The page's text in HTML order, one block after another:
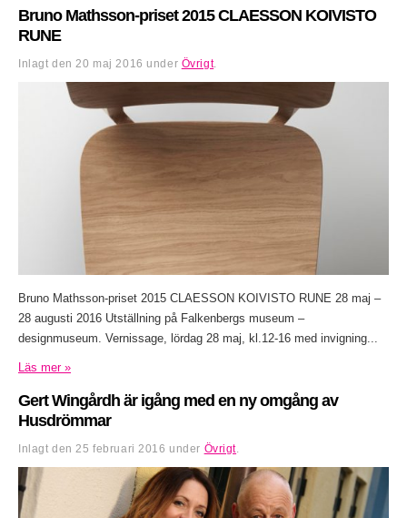
Bruno Mathsson-priset 2015 CLAESSON KOIVISTO
RUNE
Inlagt den 20 maj 2016 under Övrigt.
Bruno Mathsson-priset 2015 CLAESSON KOIVISTO RUNE 28 maj –
28 augusti 2016 Utställning på Falkenbergs museum –
designmuseum. Vernissage, lördag 28 maj, kl.12-16 med invigning...
Läs mer »
Gert Wingårdh är igång med en ny omgång av
Husdrömmar
Inlagt den 25 februari 2016 under Övrigt